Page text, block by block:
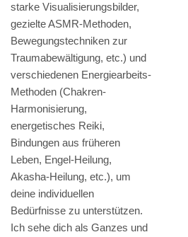
starke Visualisierungsbilder,
gezielte ASMR-Methoden,
Bewegungstechniken zur
Traumabewältigung, etc.) und
verschiedenen Energiearbeits-
Methoden (Chakren-
Harmonisierung,
energetisches Reiki,
Bindungen aus früheren
Leben, Engel-Heilung,
Akasha-Heilung, etc.), um
deine individuellen
Bedürfnisse zu unterstützen.
Ich sehe dich als Ganzes und